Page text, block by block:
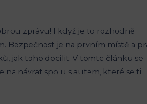
zprávu! I když je to ⁣rozhodně
Bezpečnost je na‍ prvním místě a
jak ⁤toho docílit. ⁢V tomto článku ⁤se‍
na návrat spolu s autem, ​které se ti